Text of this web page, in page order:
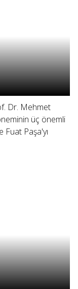
Dr. Mehmet
üç önemli
Fuat Paşa'yı